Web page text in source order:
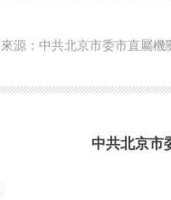
來源：中共北京市委市直屬機
中共北京市